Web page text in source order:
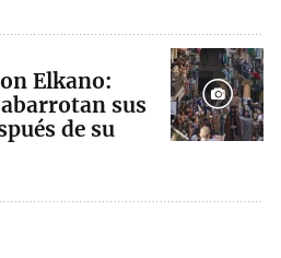
Elkano:
sus
de su